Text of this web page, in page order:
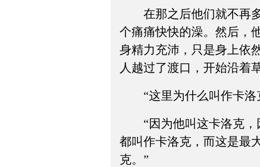
在那之后他们就不再多
个痛痛快快的澡。然后，
身精力充沛，只是身上依
人越过了渡口，开始沿着
“这里为什么叫作卡洛
“因为他叫这卡洛克，
都叫作卡洛克，而这是最
克。”